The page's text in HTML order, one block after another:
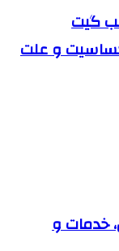
گیت
و علت
خدمات و